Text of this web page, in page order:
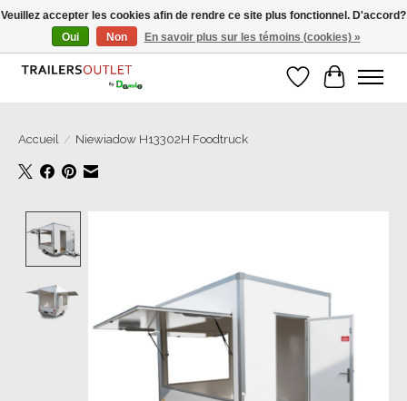
Grosse Auswahl an Anhänger direkt vom Hersteller!
Liste dePanier
Accueil / Niewiadow H13302H Foodtruck
Veuillez accepter les cookies afin de rendre ce site plus fonctionnel. D'accord?
Oui
Non En savoir plus sur les témoins (cookies) »